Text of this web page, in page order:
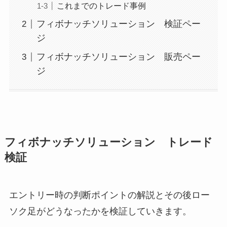
これまでのトレード事例
フィボナッチソリューション 検証ペー
ジ
フィボナッチソリューション 販売ペー
ジ
フィボナッチソリューション トレード
検証
エントリー時の判断ポイントの解説とその後ロー
ソク足がどうなったかを検証していきます。